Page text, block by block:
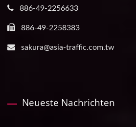
886-49-2256633
886-49-2258383
sakura@asia-traffic.com.tw
Neueste Nachrichten